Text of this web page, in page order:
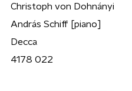
Christoph von Dohnányi
András Schiff [piano]
Decca
4178 022